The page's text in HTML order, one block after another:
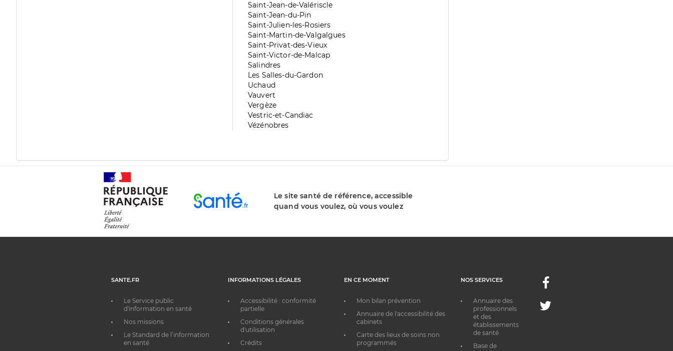
division
de
division
Zone
de
division
Saint-Jean-de-Valériscle
Zone
de
division
Saint-Jean-du-Pin
Zone
de
division
Saint-Julien-les-Rosiers
Zone
de
division
Saint-Martin-de-Valgalgues
Zone
de
division
Saint-Privat-des-Vieux
Zone
de
division
Saint-Victor-de-Malcap
Zone
de
division
Salindres
Zone
de
division
Les Salles-du-Gardon
Zone
de
division
Uchaud
Zone
de
division
Vauvert
Zone
de
division
Vergèze
Zone
de
Vestric-et-Candiac
Zone
Vézénobres
Le site santé de référence, accessible
quand vous voulez, où vous voulez
SANTE.FR
Le Service public
d'information en santé
Nos missions
Le Standard de l’information
en santé
INFORMATIONS LÉGALES
Accessibilité : conformité
partielle
Conditions générales
d'utilisation
Crédits
EN CE MOMENT
Mon bilan prévention
Annuaire de l'accessibilité des
cabinets
Carte des lieux de soins non
programmés
NOS SERVICES
Annuaire des
professionnels
et des
établissements
de santé
Base de
Facebook
Twitter